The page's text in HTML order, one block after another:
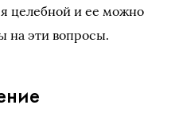
целебной и ее можно
на эти вопросы.